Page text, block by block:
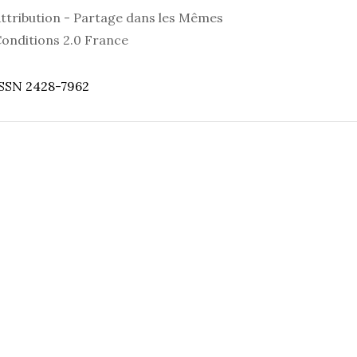
- Partage dans les Mêmes
2.0 France
2428-7962